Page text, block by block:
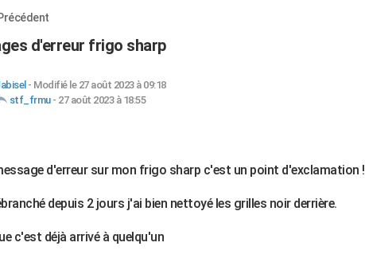
d'erreur frigo sharp
- Modifié le 27 août 2023 à 09:18
stf_frmu- 27 août 2023 à 18:55
d'erreur sur mon frigo sharp c'est un point d'exclamation !
depuis 2 jours j'ai bien nettoyé les grilles noir derrière.
c'est déjà arrivé à quelqu'un